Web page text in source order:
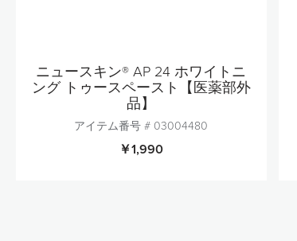
ニュースキン® AP 24 ホワイトニ
ング トゥースペースト【医薬部外
品】
アイテム番号 # 03004480
￥1,990